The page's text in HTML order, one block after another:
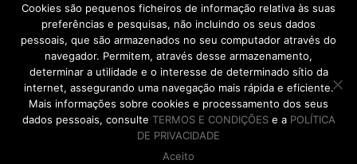
GERAIS DE VENDA| Alberto Oculista, SA 2026. Todos os direitos reservados.
DE VOLTA AO TOPO
Cookies são pequenos ficheiros de informação relativa às suas
preferências e pesquisas, não incluindo os seus dados
pessoais, que são armazenados no seu computador através do
navegador. Permitem, através desse armazenamento,
determinar a utilidade e o interesse de determinado sítio da
internet, assegurando uma navegação mais rápida e eficiente.
Mais informações sobre cookies e processamento dos seus
dados pessoais, consulte TERMOS E CONDIÇÕESe a POLÍTICA
DE PRIVACIDADE
Aceito